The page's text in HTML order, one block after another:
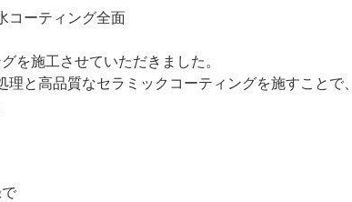
コーティング全面
を施工させていただきました。
と高品質なセラミックコーティングを施すことで、